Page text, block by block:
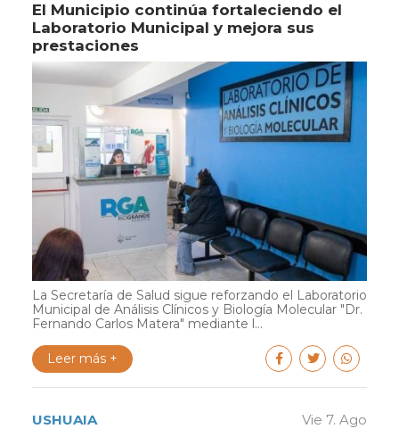
El Municipio continúa fortaleciendo el
Laboratorio Municipal y mejora sus
prestaciones
La Secretaría de Salud sigue reforzando el Laboratorio
Municipal de Análisis Clínicos y Biología Molecular "Dr.
Fernando Carlos Matera" mediante l...
Leer más +
USHUAIA Vie 7. Ago